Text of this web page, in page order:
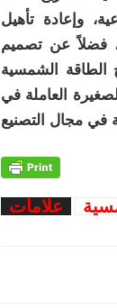
وإعادة تأهيل
فضلاً عن تصميم
الطاقة الشمسية
العاملة في
علامات